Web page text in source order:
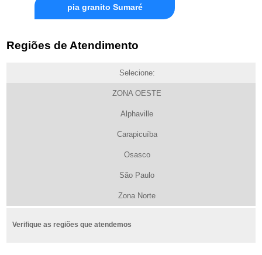
pia granito Sumaré
Regiões de Atendimento
Selecione:
ZONA OESTE
Alphaville
Carapicuíba
Osasco
São Paulo
Zona Norte
Verifique as regiões que atendemos